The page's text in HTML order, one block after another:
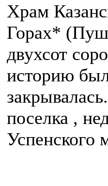
Храм
Горах*
двухсот
историю
поселка ,
Успенского